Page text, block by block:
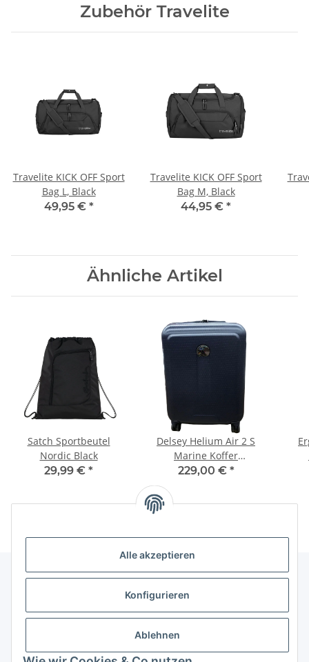
Alle akzeptieren
Konfigurieren
Ablehnen
Zubehör Travelite
Travelite KICK OFF Sport
Bag L, Black
49,95 € *
Travelite KICK OFF Sport
Bag M, Black
44,95 € *
Ähnliche Artikel
Satch Sportbeutel
Nordic Black
29,99 € *
Delsey Helium Air 2 S
Marine Koffer
00161180322
229,00 € *
Gesetzliche Informationen